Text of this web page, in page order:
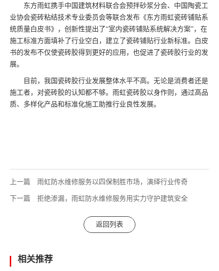
东方雨虹携手中国建筑材料联合会预拌砂浆分会、中国陶瓷工
业协会瓷砖粘结技术专业委员会等联合发布《东方雨虹瓷砖铺贴系
统质量白皮书》，创新性提出了“室内瓷砖铺贴系统解决方案”，在
施工标准方面填补了行业空白，建立了瓷砖铺贴行业新标准。白皮
书的发布不仅使瓷砖胶得到更好的应用，也促进了瓷砖胶行业的发
展。
目前，我国瓷砖胶行业发展整体水平不高。无论是消费者还是
施工者，对瓷砖胶的认知都不够。雨虹瓷砖胶以身作则，通过高品
质、多样化产品和标准化施工助推行业良性发展。
上一篇 雨虹防水维修服务以四保制胜市场，演绎行业传奇
下一篇 拒绝渗漏，雨虹防水维修服务用实力守护建筑安全
返回列表
相关推荐